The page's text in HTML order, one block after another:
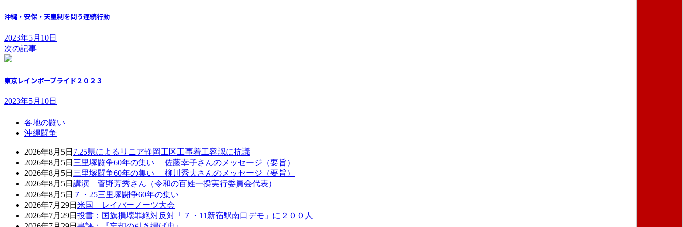
沖縄・安保・天皇制を問う連続行動
2023年5月10日
次の記事
東京レインボープライド２０２３
2023年5月10日
各地の闘い
沖縄闘争
2026年8月5日 7.25県によるリニア静岡工区工事着工容認に抗議
2026年8月5日 三里塚闘争60年の集い 佐藤幸子さんのメッセージ（要旨）
2026年8月5日 三里塚闘争60年の集い 柳川秀夫さんのメッセージ（要旨）
2026年8月5日 講演 菅野芳秀さん（令和の百姓一揆実行委員会代表）
2026年8月5日 ７・25三里塚闘争60年の集い
2026年7月29日 米国 レイバーノーツ大会
2026年7月29日 投書：国旗損壊罪絶対反対「７・11新宿駅南口デモ」に２００人